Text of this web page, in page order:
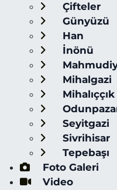
Çifteler
Günyüzü
Han
İnönü
Mihalgazi
Mihalıççık
Seyitgazi
Sivrihisar
Tepebaşı
Foto Galeri
Video